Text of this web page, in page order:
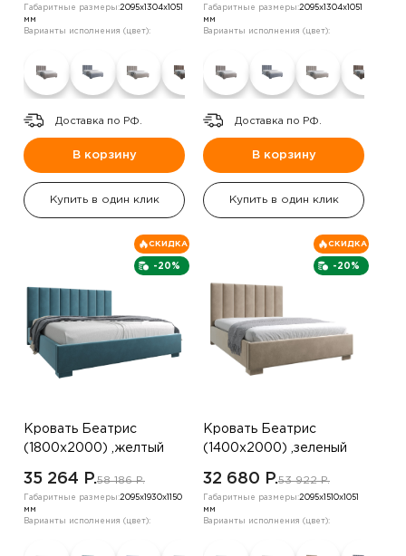
Габаритные размеры:2095х1304х1051
мм
Варианты исполнения (цвет):
Доставка по РФ.
В корзину
Купить в один клик
Габаритные размеры:2095х1304х1051
мм
Варианты исполнения (цвет):
Доставка по РФ.
В корзину
Купить в один клик
-20%
СКИДКА
Кровать Беатрис
(1800х2000) ,желтый
35 264 P.58 186 P.
Габаритные размеры:2095х1930х1150
мм
Варианты исполнения (цвет):
-20%
СКИДКА
Кровать Беатрис
(1400х2000) ,зеленый
32 680 P.53 922 P.
Габаритные размеры:2095х1510х1051
мм
Варианты исполнения (цвет):